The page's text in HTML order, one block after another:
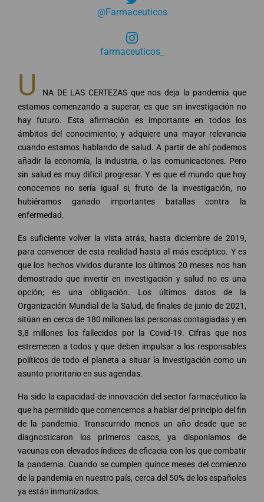
@Farmaceuticos
farmaceuticos_
U
NA DE LAS CERTEZAS que nos deja la pandemia que
estamos comenzando a superar, es que sin investigación no
hay futuro. Esta afirmación es importante en todos los
ámbitos del conocimiento; y adquiere una mayor relevancia
cuando estamos hablando de salud. A partir de ahí podemos
añadir la economía, la industria, o las comunicaciones. Pero
sin salud es muy difícil progresar. Y es que el mundo que hoy
conocemos no sería igual si, fruto de la investigación, no
hubiéramos ganado importantes batallas contra la
enfermedad.
Es suficiente volver la vista atrás, hasta diciembre de 2019,
para convencer de esta realidad hasta al más escéptico. Y es
que los hechos vividos durante los últimos 20 meses nos han
demostrado que invertir en investigación y salud no es una
opción; es una obligación. Los últimos datos de la
Organización Mundial de la Salud, de finales de junio de 2021,
sitúan en cerca de 180 millones las personas contagiadas y en
3,8 millones los fallecidos por la Covid-19. Cifras que nos
estremecen a todos y que deben impulsar a los responsables
políticos de todo el planeta a situar la investigación como un
asunto prioritario en sus agendas.
Ha sido la capacidad de innovación del sector farmacéutico la
que ha permitido que comencemos a hablar del principio del fin
de la pandemia. Transcurrido menos un año desde que se
diagnosticaron los primeros casos, ya disponíamos de
vacunas con elevados índices de eficacia con los que combatir
la pandemia. Cuando se cumplen quince meses del comienzo
de la pandemia en nuestro país, cerca del 50% de los españoles
ya están inmunizados.